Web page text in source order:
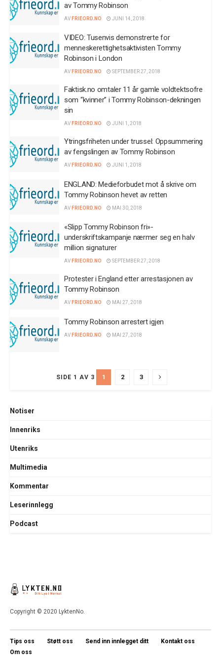
av Tommy Robinson
AV FRIEORD.NO JUNI 14, 2018
VIDEO: Tusenvis demonstrerte for
menneskerettighetsaktivisten Tommy
Robinson i London
AV FRIEORD.NO SEPTEMBER 27, 2018
Faktisk.no omtaler 11 år gamle voldtektsofre
som “kvinner” i Tommy Robinson-dekningen
sin
AV FRIEORD.NO JUNI 1, 2018
Ytringsfriheten under trussel: Oppsummering
av fengslingen av Tommy Robinson
AV FRIEORD.NO JUNI 1, 2018
ENGLAND: Medieforbudet mot å skrive om
Tommy Robinson hevet av retten
AV FRIEORD.NO MAI 30, 2018
«Slipp Tommy Robinson fri»-
underskriftskampanje nærmer seg en halv
million signaturer
AV FRIEORD.NO SEPTEMBER 27, 2018
Protester i England etter arrestasjonen av
Tommy Robinson
AV FRIEORD.NO MAI 27, 2018
Tommy Robinson arrestert igjen
AV FRIEORD.NO MAI 27, 2018
SIDE 1 AV 3 1 2 3
Notiser
Innenriks
Utenriks
Multimedia
Kommentar
Leserinnlegg
Podcast
Copyright © 2020 LyktenNo.
Tips oss Støtt oss Send inn innlegget ditt
Kontakt oss
Om oss